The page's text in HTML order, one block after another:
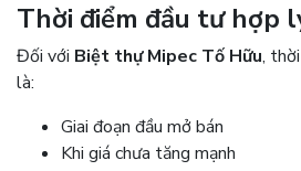
Thời điểm đầu tư hợp
Đối với Biệt thự Mipec Tố Hữu,
là:
Giai đoạn đầu mở bán
Khi giá chưa tăng mạnh